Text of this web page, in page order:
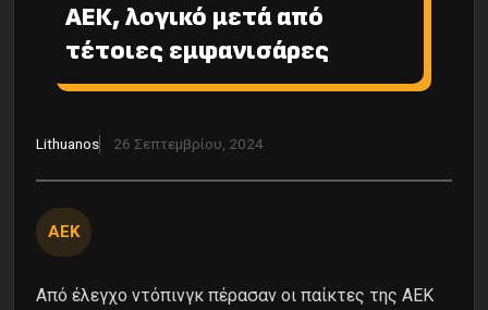
ΑΕΚ, λογικό μετά από
τέτοιες εμφανισάρες
Lithuanos 26 Σεπτεμβρίου, 2024
ΑΕΚ
Από έλεγχο ντόπινγκ πέρασαν οι παίκτες της ΑΕΚ